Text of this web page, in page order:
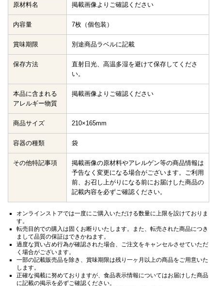
原材料名 掲載画像よりご確認ください
内容量 7枚（個包装）
賞味期限 別途商品ラベルに記載
保存方法
直射日光、高温多湿を避けて保存してくださ
い。
本品に含まれる
アレルギー物質
掲載画像よりご確認ください
商品サイズ 210×165mm
容器の種類 袋
その他特記事項
掲載画像の原材料やアレルゲン等の商品情報は
予告なく変更になる場合がございます。ご利用
前、お召し上がりになる前にお届けした商品の
記載内容を必ずご確認ください。
オンラインストアでは一度にご購入いただける数量に上限を設けておりま
す。
転売目的での購入は固くお断りいたします。また、転売された商品につき
まして品質の保証はできかねます。
過度な買い占め行為が確認された場合、ご注文をキャンセルさせていただ
く場合がございます。
一部の記載販売品を除き、賞味期限は残り一ヶ月以上の商品をご用意いた
します。
正確な掲載に努めておりますが、食品表示情報についてはお届けした商品
に記載の掲示を必ずご確認ください。